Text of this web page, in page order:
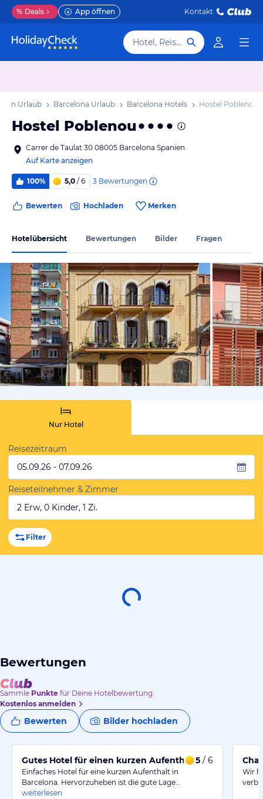
% Deals App öffnen Kontakt
Hotel, Reiseziel
Urlaub Barcelona Urlaub Barcelona Hotels Hostel Poblenou
Hostel Poblenou
Carrer de Taulat 30 08005 Barcelona Spanien
Auf Karte anzeigen
100% 5,0 / 6 3 Bewertungen
Bewerten Hochladen Merken
Hotelübersicht Bewertungen Bilder Fragen
von
Nur Hotel
Reisezeitraum
05.09.26 - 07.09.26
Reiseteilnehmer & Zimmer
2 Erw, 0 Kinder, 1 Zi.
Filter
Bewertungen
Sammle Punkte für Deine Hotelbewertung.
Kostenlos anmelden
Bewerten Bilder hochladen
Gutes Hotel für einen kurzen Aufenthalt in der Nähe
5 / 6
Einfaches Hotel für eine kurzen Aufenthalt in
Barcelona. Hervorzuheben ist die gute Lage…
weiterlesen
Wir